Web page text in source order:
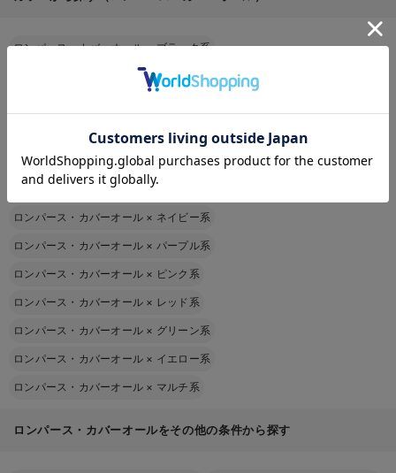
ロンパース・カバーオール ×ブラック系
ロンパース・カバーオール ×ホワイト系
ロンパース・カバーオール ベージュ系
ロンパース・カバーオール × ブラウン系
ロンパース・カバーオール ×ブルー系
ロンパース・カバーオール × ネイビー系
ロンパース・カバーオール × パープル系
ロンパース・カバーオール × ピンク系
ロンパース・カバーオール × レッド系
ロンパース・カバーオール × グリーン系
ロンパース・カバーオール × イエロー系
ロンパース・カバーオール × マルチ系
ロンパース・カバーオールをその他の条件から探す
お気に入り商品を確認する